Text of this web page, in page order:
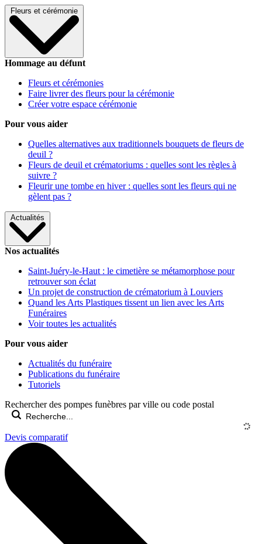
Fleurs et cérémonie
Hommage au défunt
Fleurs et cérémonies
Faire livrer des fleurs pour la cérémonie
Créer votre espace cérémonie
Pour vous aider
Quelles alternatives aux traditionnels bouquets de fleurs de
deuil ?
Fleurs de deuil et crématoriums : quelles sont les règles à
suivre ?
Fleurir une tombe en hiver : quelles sont les fleurs qui ne
gèlent pas ?
Actualités
Nos actualités
Saint-Juéry-le-Haut : le cimetière se métamorphose pour
retrouver son éclat
Un projet de construction de crématorium à Louviers
Quand les Arts Plastiques tissent un lien avec les Arts
Funéraires
Voir toutes les actualités
Pour vous aider
Actualités du funéraire
Publications du funéraire
Tutoriels
Rechercher des pompes funèbres par ville ou code postal
Devis comparatif